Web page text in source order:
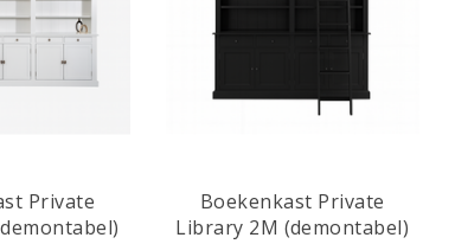
Private
Boekenkast Private
Library 2M (demontabel)